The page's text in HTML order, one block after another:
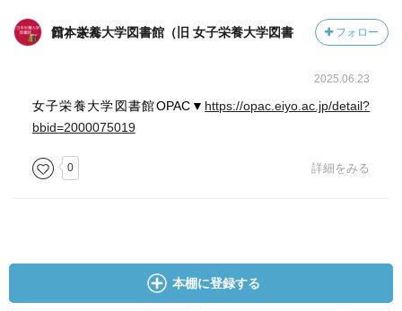
日本栄養大学図書館（旧 女子栄養大学図書館）さん フォロー
2025.06.23
女子栄養大学図書館OPAC▼ https://opac.eiyo.ac.jp/detail?
bbid=2000075019
0 詳細をみる
本棚に登録する